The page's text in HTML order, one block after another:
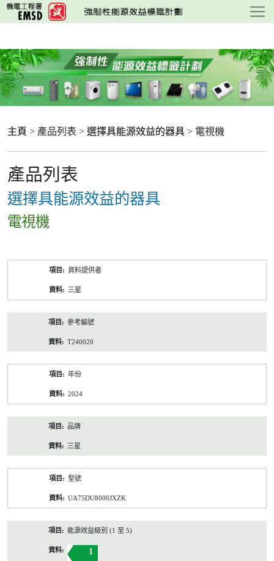
跳
至
要
內
容
主頁 > 產品列表 > 選擇具能源效益的器具 > 電視機
產品列表
選擇具能源效益的器具
電視機
資料提供者
三星
參考編號
T240020
年份
2024
品牌
三星
型號
UA75DU8000JXZK
能源效益級別 (1 至 5)
1